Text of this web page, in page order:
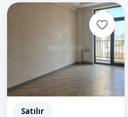
Satılır